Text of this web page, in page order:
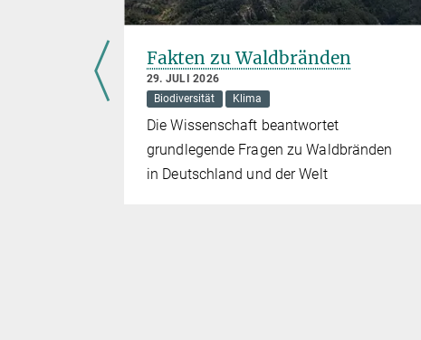
Fakten zu Waldbränden
29. JULI 2026
Biodiversität
Klima
Die Wissenschaft beantwortet
grundlegende Fragen zu Waldbränden
in Deutschland und der Welt